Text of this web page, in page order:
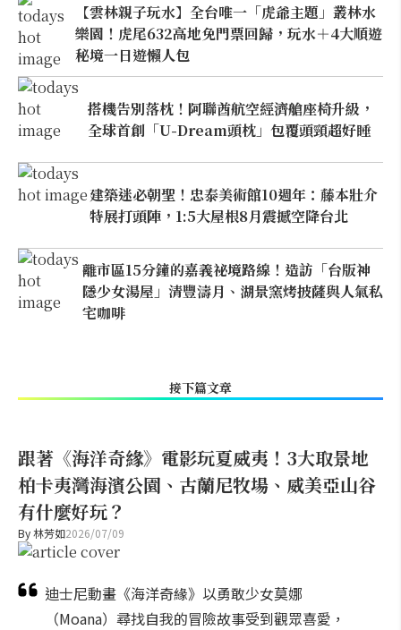
【雲林親子玩水】全台唯一「虎爺主題」叢林水
樂園！虎尾632高地免門票回歸，玩水＋4大順遊
秘境一日遊懶人包
搭機告別落枕！阿聯酋航空經濟艙座椅升級，
全球首創「U-Dream頭枕」包覆頭頸超好睡
建築迷必朝聖！忠泰美術館10週年：藤本壯介
特展打頭陣，1:5大屋根8月震撼空降台北
離市區15分鐘的嘉義祕境路線！造訪「台版神
隱少女湯屋」清豐濤月、湖景窯烤披薩與人氣私
宅咖啡
接下篇文章
跟著《海洋奇緣》電影玩夏威夷！3大取景地
柏卡夷灣海濱公園、古蘭尼牧場、威美亞山谷
有什麼好玩？
By林芳如2026/07/09
迪士尼動畫《海洋奇緣》以勇敢少女莫娜
（Moana）尋找自我的冒險故事受到觀眾喜愛，